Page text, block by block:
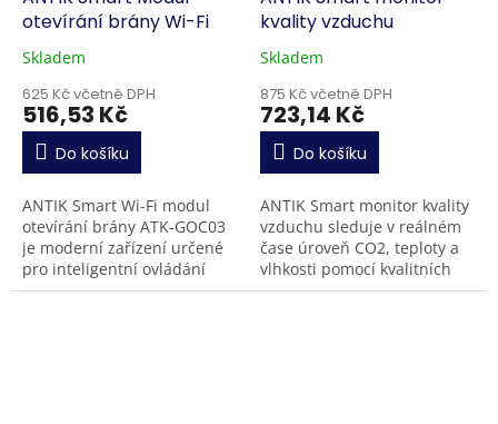
otevírání brány Wi-Fi
Skladem
625 Kč včetně DPH
516,53 Kč
Do košíku
ANTIK Smart Wi-Fi modul
otevírání brány ATK-GOC03
je moderní zařízení určené
pro inteligentní ovládání
garážových dveří nebo
kvality vzduchu
Skladem
875 Kč včetně DPH
723,14 Kč
Do košíku
ANTIK Smart monitor kvality
vzduchu sleduje v reálném
čase úroveň CO2, teploty a
vlhkosti pomocí kvalitních
senzorů NDIR. Data jsou